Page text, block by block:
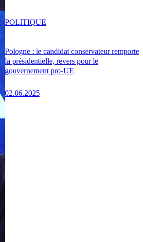
Pologne : le candidat conservateur remporte
la présidentielle, revers pour le
gouvernement pro-UE
02.06.2025
POLITIQUE